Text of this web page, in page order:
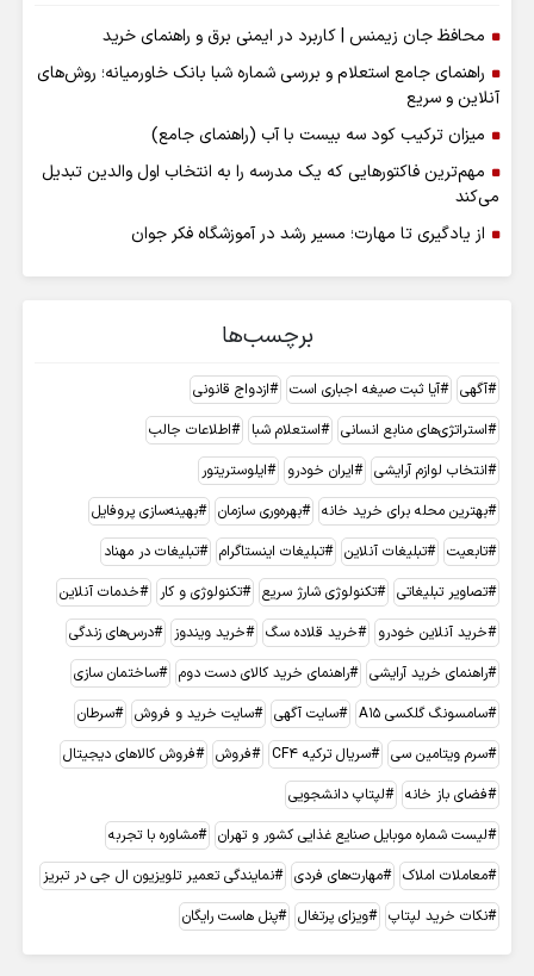
محافظ جان زیمنس | کاربرد در ایمنی برق و راهنمای خرید
راهنمای جامع استعلام و بررسی شماره شبا بانک خاورمیانه؛ روش‌های
آنلاین و سریع
میزان ترکیب کود سه بیست با آب (راهنمای جامع)
مهم‌ترین فاکتورهایی که یک مدرسه را به انتخاب اول والدین تبدیل
می‌کند
از یادگیری تا مهارت؛ مسیر رشد در آموزشگاه فکر جوان
برچسب‌ها
آگهی آیا ثبت صیغه اجباری است
ازدواج قانونی
استراتژی‌های منابع انسانی
استعلام شبا
اطلاعات جالب
انتخاب لوازم آرایشی
ایران خودرو
ایلوستریتور
بهترین محله برای خرید خانه
بهره‌وری سازمان
بهینه‌سازی پروفایل
تابعیت
تبلیغات آنلاین تبلیغات اینستاگرام
تبلیغات در مهناد
تصاویر تبلیغاتی
تکنولوژی شارژ سریع تکنولوژی و کار
خدمات آنلاین
خرید آنلاین خودرو
خرید قلاده سگ خرید ویندوز
درس‌های زندگی
راهنمای خرید آرایشی
راهنمای خرید کالای دست دوم
ساختمان سازی
سامسونگ گلکسی A15
سایت آگهی سایت خرید و فروش
سرطان
سرم ویتامین سی
سریال ترکیه CF4 فروش
فروش کالاهای دیجیتال
فضای باز خانه
لپتاپ دانشجویی
لیست شماره موبایل صنایع غذایی کشور و تهران
مشاوره با تجربه
معاملات املاک
مهارت‌های فردی
نمایندگی تعمیر تلویزیون ال جی در تبریز
نکات خرید لپتاپ
ویزای پرتغال پنل هاست رایگان